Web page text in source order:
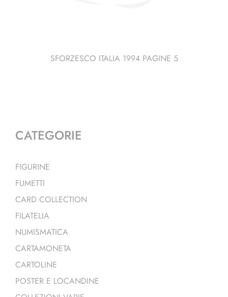
SFORZESCO ITALIA 1994 PAGINE 5
CATEGORIE
FIGURINE
FUMETTI
CARD COLLECTION
FILATELIA
NUMISMATICA
CARTAMONETA
CARTOLINE
POSTER E LOCANDINE